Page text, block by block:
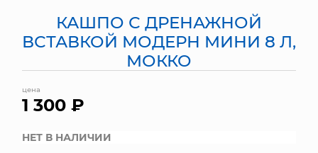
СУНДУКИ
ИСКУССТВЕННЫЕ ЦВЕТЫ
КАШПО С ДРЕНАЖНОЙ
ВСТАВКОЙ МОДЕРН МИНИ 8 Л,
МОККО
цена
1 300 ₽
НЕТ В НАЛИЧИИ